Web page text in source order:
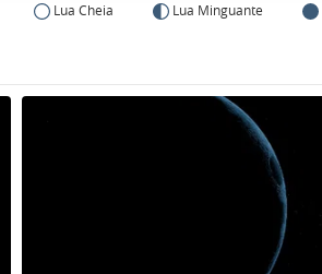
Lua Cheia Lua Minguante